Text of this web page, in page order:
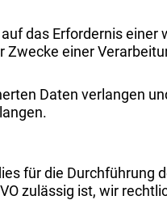
das Erfordernis einer
Zwecke einer
Daten verlangen
für die Durchführung
zulässig ist, wir